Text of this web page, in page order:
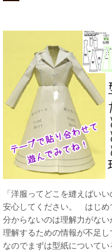
「洋服ってどこを縫えばい
安心してください。 はじめ
分からないのは理解力がない
理解するための情報が不足し
なのでまずは型紙について